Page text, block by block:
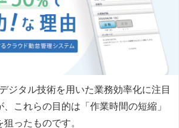
ジタル技術を用いた業務効率化に注目
これらの目的は「作業時間の短縮」
ったものです。